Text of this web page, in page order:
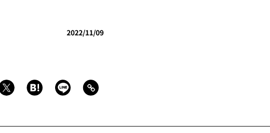
2022/11/09